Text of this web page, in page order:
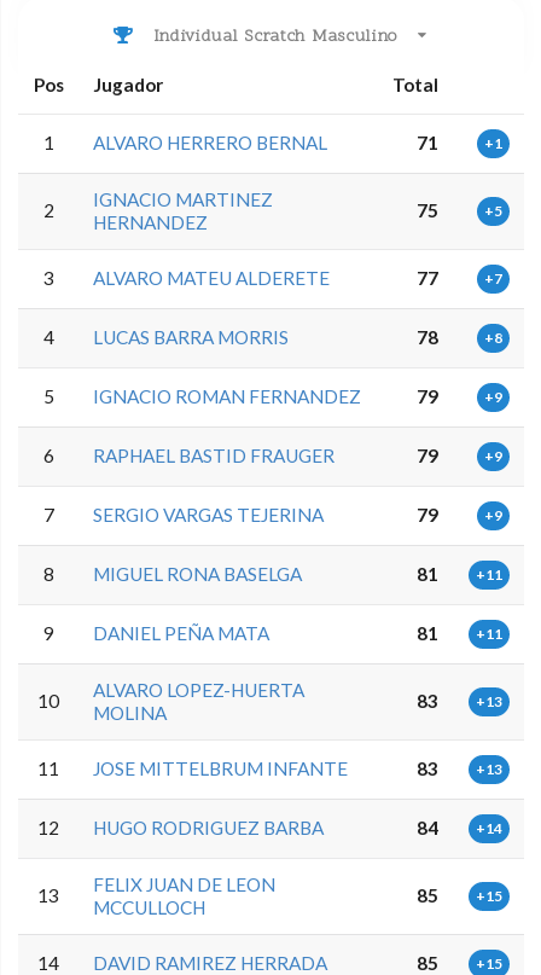
Individual Scratch Masculino
Pos Jugador Total
1 ALVARO HERRERO BERNAL 71 +1
2
IGNACIO MARTINEZ
HERNANDEZ
75 +5
3 ALVARO MATEU ALDERETE 77 +7
4 LUCAS BARRA MORRIS 78 +8
5 IGNACIO ROMAN FERNANDEZ 79 +9
6 RAPHAEL BASTID FRAUGER 79 +9
7 SERGIO VARGAS TEJERINA 79 +9
8 MIGUEL RONA BASELGA 81 +11
9 DANIEL PEÑA MATA 81 +11
10
ALVARO LOPEZ-HUERTA
MOLINA
83 +13
11 JOSE MITTELBRUM INFANTE 83 +13
12 HUGO RODRIGUEZ BARBA 84 +14
13
FELIX JUAN DE LEON
MCCULLOCH
85 +15
14 DAVID RAMIREZ HERRADA 85 +15